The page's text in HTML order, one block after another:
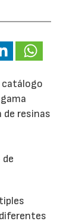
catálogo
de resinas